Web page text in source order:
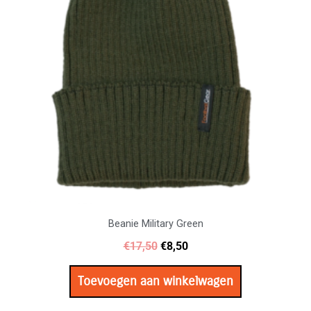
Beanie Military Green
€17,50 €8,50
Toevoegen aan winkelwagen